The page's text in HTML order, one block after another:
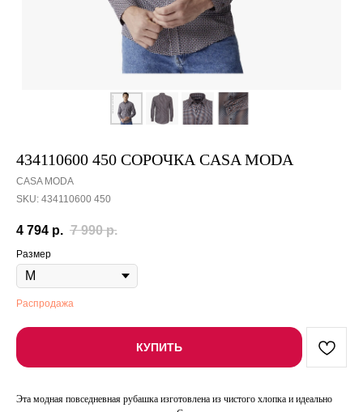
434110600 450 СОРОЧКА CASA MODA
CASA MODA
SKU: 434110600 450
4 794 р. 7 990 р.
Размер
Распродажа
КУПИТЬ
Эта модная повседневная рубашка изготовлена из чистого хлопка и идеально